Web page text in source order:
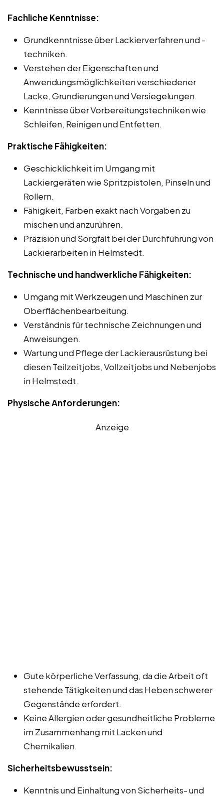
Fachliche Kenntnisse:
Grundkenntnisse über Lackierverfahren und -
techniken.
Verstehen der Eigenschaften und
Anwendungsmöglichkeiten verschiedener
Lacke, Grundierungen und Versiegelungen.
Kenntnisse über Vorbereitungstechniken wie
Schleifen, Reinigen und Entfetten.
Praktische Fähigkeiten:
Geschicklichkeit im Umgang mit
Lackiergeräten wie Spritzpistolen, Pinseln und
Rollern.
Fähigkeit, Farben exakt nach Vorgaben zu
mischen und anzurühren.
Präzision und Sorgfalt bei der Durchführung von
Lackierarbeiten in Helmstedt.
Technische und handwerkliche Fähigkeiten:
Umgang mit Werkzeugen und Maschinen zur
Oberflächenbearbeitung.
Verständnis für technische Zeichnungen und
Anweisungen.
Wartung und Pflege der Lackierausrüstung bei
diesen Teilzeitjobs, Vollzeitjobs und Nebenjobs
in Helmstedt.
Physische Anforderungen:
Anzeige
Gute körperliche Verfassung, da die Arbeit oft
stehende Tätigkeiten und das Heben schwerer
Gegenstände erfordert.
Keine Allergien oder gesundheitliche Probleme
im Zusammenhang mit Lacken und
Chemikalien.
Sicherheitsbewusstsein:
Kenntnis und Einhaltung von Sicherheits- und